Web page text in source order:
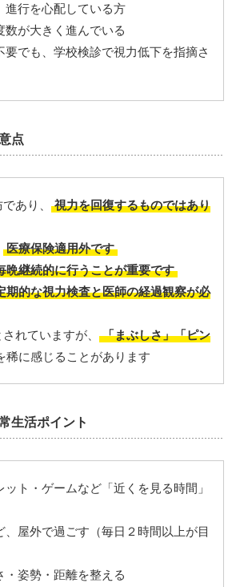
進行を心配している方
数が大きく進んでいる
要でも、学校検診で視力低下を指摘さ
点
あり、
視力を回復するものではあり
医療保険適用外です
晩継続的に行うことが重要です
期的な視力検査と医師の経過観察が必
れていますが、
「まぶしさ」「ピン
稀に感じることがあります
生活ポイント
ット・ゲームなど「近くを見る時間」
、屋外で過ごす（毎日２時間以上が目
・姿勢・距離を整える